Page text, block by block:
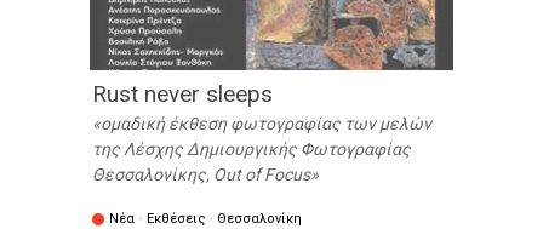
Rust never sleeps
ομαδική έκθεση φωτογραφίας των μελών
της Λέσχης Δημιουργικής Φωτογραφίας
Θεσσαλονίκης, Out of Focus
Νέα · Εκθέσεις · Θεσσαλονίκη